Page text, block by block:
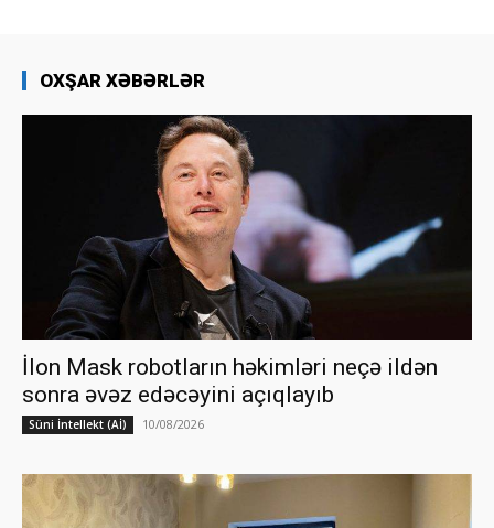
OXŞAR XƏBƏRLƏR
İlon Mask robotların həkimləri neçə ildən
sonra əvəz edəcəyini açıqlayıb
Süni İntellekt (Aİ) 10/08/2026